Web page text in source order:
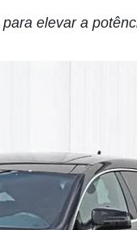
elevar a